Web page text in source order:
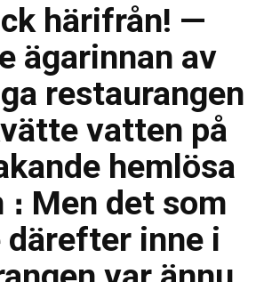
härifrån! —
ägarinnan av
restaurangen
vatten på
hemlösa
։ Men det som
därefter inne i